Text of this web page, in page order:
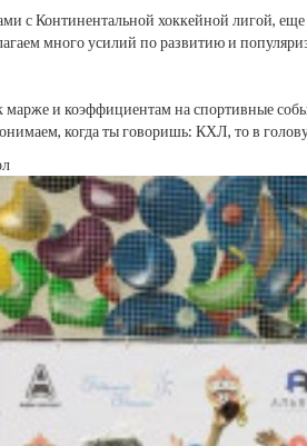
с Континентальной хоккейной лигой,
много усилий по развитию и
марже и коэффициентам на спортивные
когда ты говоришь: КХЛ, то в